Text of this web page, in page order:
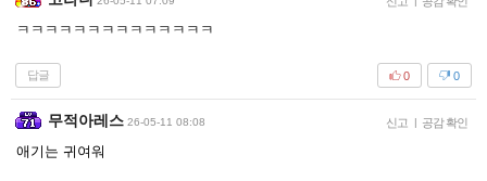
ㅋㅋㅋㅋㅋㅋㅋㅋㅋㅋㅋㅋㅋㅋ
답글 0
0
무적아레스 26-05-11 08:08 신고 | 공감 확인
애기는 귀여워